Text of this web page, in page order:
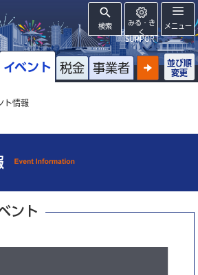
検索
みる・き
く
SUPPORT
メニュー
イベント 税金 事業者
並び順
変更
ト情報
ント